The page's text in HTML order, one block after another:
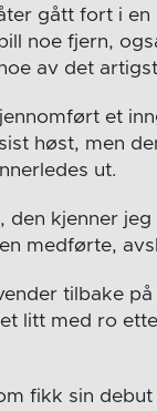
gått fort i
noe fjern,
av det
et
høst, men
ut.
den kjenner
medførte,
tilbake
litt med ro
fikk sin